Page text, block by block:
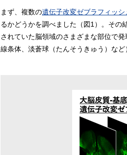
まず、複数の遺伝子改変ゼブラフィッシ
るかどうかを調べました（図1）。その
されていた脳領域のさまざまな部位で
線条体、淡蒼球（たんそうきゅう）な